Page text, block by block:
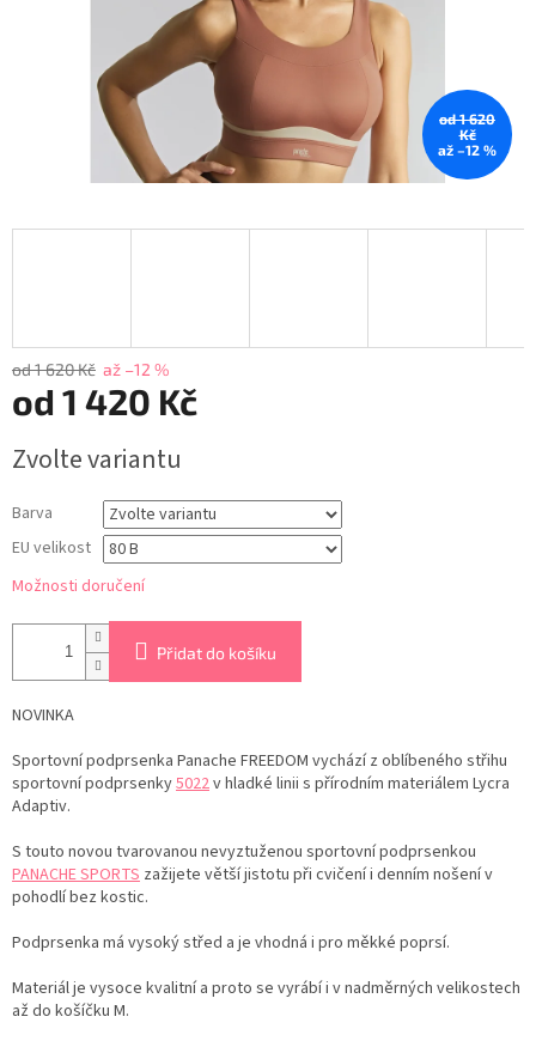
od 1 620
Kč
až –12 %
od 1 620 Kč až –12 %
od 1 420 Kč
cena:
Zvolte variantu
Barva
EU velikost
Možnosti doručení
Přidat do košíku
NOVINKA
Sportovní podprsenka Panache FREEDOM vychází z oblíbeného střihu
sportovní podprsenky5022v hladké linii s přírodním materiálem Lycra
Adaptiv.
S touto novou tvarovanou nevyztuženou sportovní podprsenkou
PANACHE SPORTS zažijete větší jistotu při cvičení i denním nošení v
pohodlí bez kostic.
Podprsenka má vysoký střed a je vhodná i pro měkké poprsí.
Materiál je vysoce kvalitní a proto se vyrábí i v nadměrných velikostech
až do košíčku M.